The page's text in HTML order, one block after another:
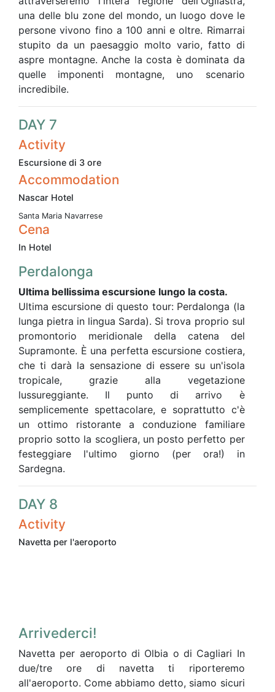
una delle blu zone del mondo, un luogo dove le
persone vivono fino a 100 anni e oltre. Rimarrai
stupito da un paesaggio molto vario, fatto di
aspre montagne. Anche la costa è dominata da
quelle imponenti montagne, uno scenario
incredibile.
DAY 7
Activity
Escursione di 3 ore
Accommodation
Nascar Hotel
Santa Maria Navarrese
Cena
In Hotel
Perdalonga
Ultima bellissima escursione lungo la costa.
Ultima escursione di questo tour: Perdalonga (la
lunga pietra in lingua Sarda). Si trova proprio sul
promontorio meridionale della catena del
Supramonte. È una perfetta escursione costiera,
che ti darà la sensazione di essere su un'isola
tropicale, grazie alla vegetazione
lussureggiante. Il punto di arrivo è
semplicemente spettacolare, e soprattutto c'è
un ottimo ristorante a conduzione familiare
proprio sotto la scogliera, un posto perfetto per
festeggiare l'ultimo giorno (per ora!) in
Sardegna.
DAY 8
Activity
Navetta per l'aeroporto
Arrivederci!
Navetta per aeroporto di Olbia o di Cagliari In
due/tre ore di navetta ti riporteremo
all'aeroporto. Come abbiamo detto, siamo sicuri